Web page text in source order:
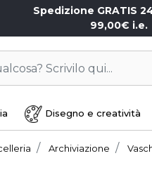
Spedizione GRATIS
99,00€ i.e.
Disegno e creatività
Archiviazione